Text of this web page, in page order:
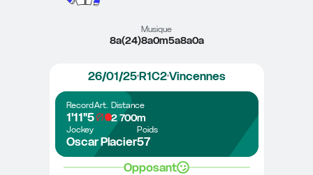
Musique
8a(24)8a0m5a8a0a
26/01/25R1C2Vincennes
Record
1'11"5
Art. Distance
2 700m
Jockey
Oscar Placier
Poids
57
Opposant